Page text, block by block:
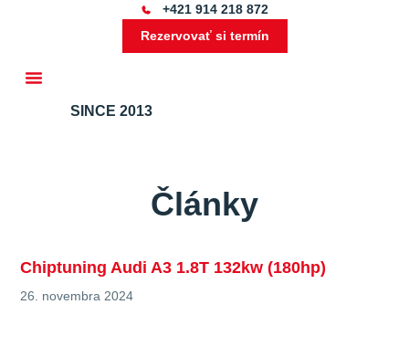
+421 914 218 872
Rezervovať si termín
SINCE 2013
Články
Chiptuning Audi A3 1.8T 132kw (180hp)
26. novembra 2024